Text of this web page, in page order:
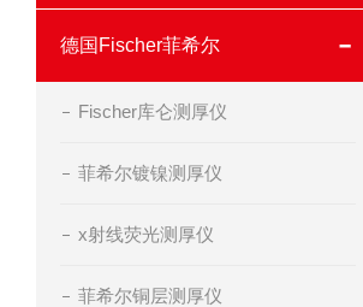
德国Fischer菲希尔
Fischer库仑测厚仪
菲希尔镀镍测厚仪
x射线荧光测厚仪
菲希尔铜层测厚仪